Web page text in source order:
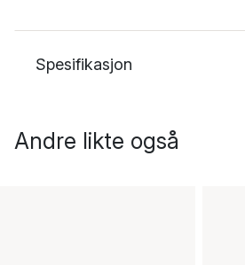
Spesifikasjon
Andre likte også